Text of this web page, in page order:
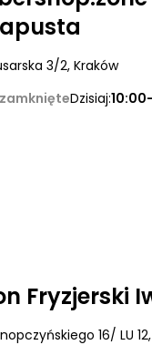
3/2, Kraków
Dzisiaj:
Fryzjerski
16/ LU 12